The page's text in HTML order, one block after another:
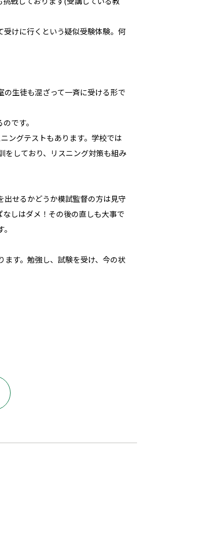
けに行くという疑似受験体験。何
生徒も混ざって一斉に受ける形で
です。
ングテストもあります。学校では
をしており、リスニング対策も組み
せるかどうか模試監督の方は見守
しはダメ！その後の直しも大事で
す。勉強し、試験を受け、今の状